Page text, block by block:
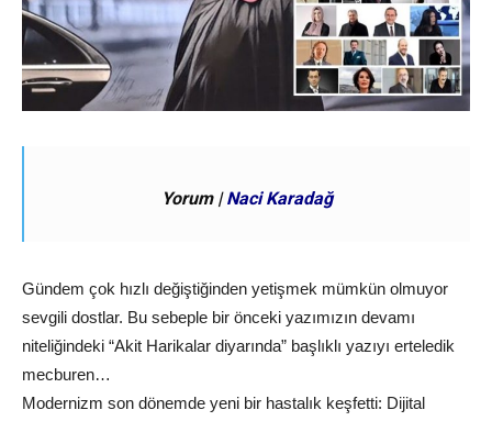
Yorum |Naci Karadağ
Gündem çok hızlı değiştiğinden yetişmek mümkün olmuyor
sevgili dostlar. Bu sebeple bir önceki yazımızın devamı
niteliğindeki “Akit Harikalar diyarında” başlıklı yazıyı erteledik
mecburen…
Modernizm son dönemde yeni bir hastalık keşfetti: Dijital